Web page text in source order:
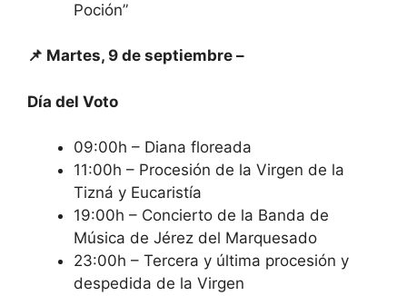
Poción”
📌 Martes, 9 de septiembre –
Día del Voto
09:00h – Diana floreada
11:00h – Procesión de la Virgen de la
Tizná y Eucaristía
19:00h – Concierto de la Banda de
Música de Jérez del Marquesado
23:00h – Tercera y última procesión y
despedida de la Virgen